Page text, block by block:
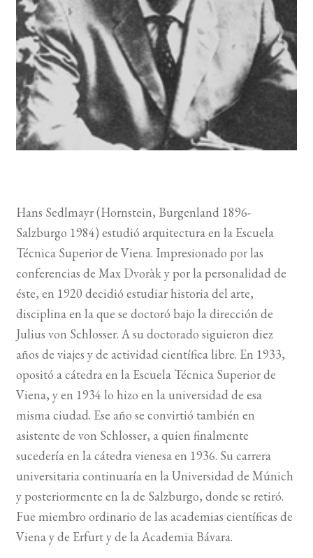
BUSCAR
LISTA DE LIBROS
Hans Sedlmayr (Hornstein, Burgenland 1896-
Salzburgo 1984) estudió arquitectura en la Escuela
Técnica Superior de Viena. Impresionado por las
conferencias de Max Dvoràk y por la personalidad de
éste, en 1920 decidió estudiar historia del arte,
disciplina en la que se doctoró bajo la dirección de
Julius von Schlosser. A su doctorado siguieron diez
años de viajes y de actividad científica libre. En 1933,
opositó a cátedra en la Escuela Técnica Superior de
Viena, y en 1934 lo hizo en la universidad de esa
misma ciudad. Ese año se convirtió también en
asistente de von Schlosser, a quien finalmente
sucedería en la cátedra vienesa en 1936. Su carrera
universitaria continuaría en la Universidad de Múnich
y posteriormente en la de Salzburgo, donde se retiró.
Fue miembro ordinario de las academias científicas de
Viena y de Erfurt y de la Academia Bávara.